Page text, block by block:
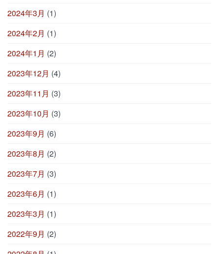
2024年3月 (1)
2024年2月 (1)
2024年1月 (2)
2023年12月 (4)
2023年11月 (3)
2023年10月 (3)
2023年9月 (6)
2023年8月 (2)
2023年7月 (3)
2023年6月 (1)
2023年3月 (1)
2022年9月 (2)